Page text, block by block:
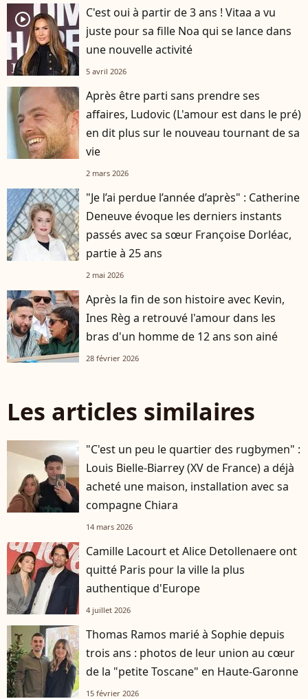
player2
C'est oui à partir de 3 ans ! Vitaa a vu
juste pour sa fille Noa qui se lance dans
une nouvelle activité
5 avril 2026
Après être parti sans prendre ses
affaires, Ludovic (L'amour est dans le pré)
en dit plus sur le nouveau tournant de sa
vie
2 mars 2026
"Je l’ai perdue l’année d’après" : Catherine
Deneuve évoque les derniers instants
passés avec sa sœur Françoise Dorléac,
partie à 25 ans
2 mai 2026
Après la fin de son histoire avec Kevin,
Ines Règ a retrouvé l'amour dans les
bras d'un homme de 12 ans son ainé
28 février 2026
Les articles similaires
"C'est un peu le quartier des rugbymen" :
Louis Bielle-Biarrey (XV de France) a déjà
acheté une maison, installation avec sa
compagne Chiara
14 mars 2026
Camille Lacourt et Alice Detollenaere ont
quitté Paris pour la ville la plus
authentique d'Europe
4 juillet 2026
Thomas Ramos marié à Sophie depuis
trois ans : photos de leur union au cœur
de la "petite Toscane" en Haute-Garonne
15 février 2026